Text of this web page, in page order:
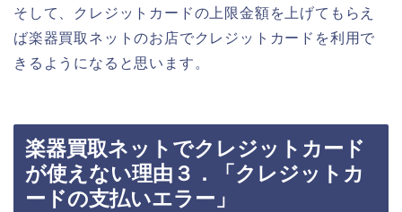
そして、クレジットカードの上限金額を上げてもらえ
ば楽器買取ネットのお店でクレジットカードを利用で
きるようになると思います。
楽器買取ネットでクレジットカード
が使えない理由３．「クレジットカ
ードの支払いエラー」